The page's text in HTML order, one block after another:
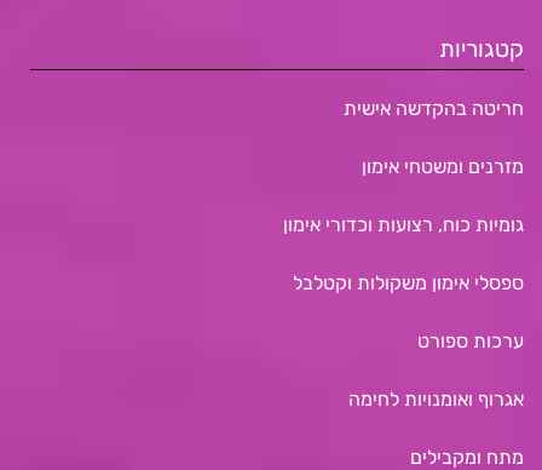
קטגוריות
חריטה בהקדשה אישית
מזרנים ומשטחי אימון
גומיות כוח, רצועות וכדורי אימון
ספסלי אימון משקולות וקטלבל
ערכות ספורט
אגרוף ואומנויות לחימה
מתח ומקבילים